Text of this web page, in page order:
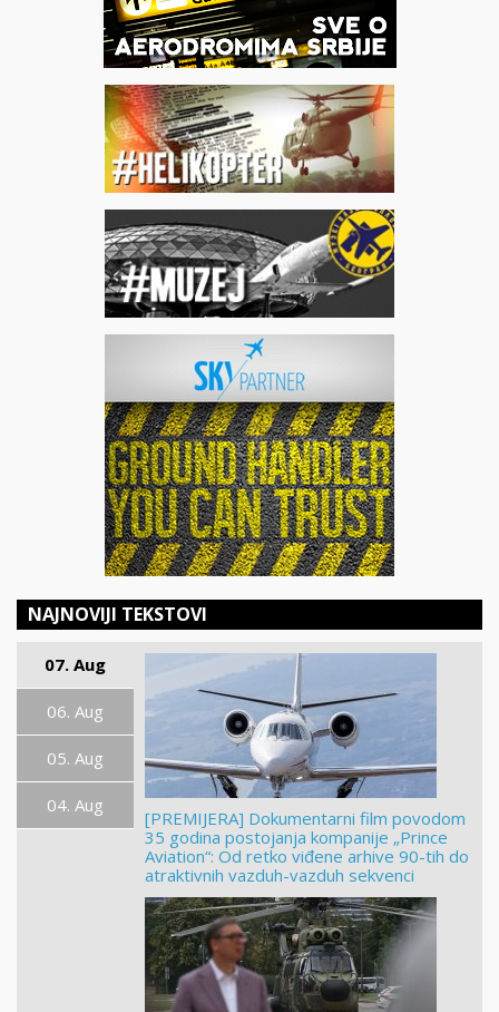
NAJNOVIJI TEKSTOVI
07. Aug
06. Aug
05. Aug
04. Aug
[PREMIJERA] Dokumentarni film povodom
35 godina postojanja kompanije „Prince
Aviation“: Od retko viđene arhive 90-tih do
atraktivnih vazduh-vazduh sekvenci